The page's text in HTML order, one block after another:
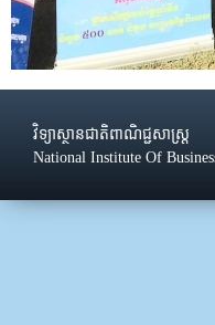
វិទ្យាស្ថានជាតិពាណិជ្ជសាស្រ្ដ
National Institute Of